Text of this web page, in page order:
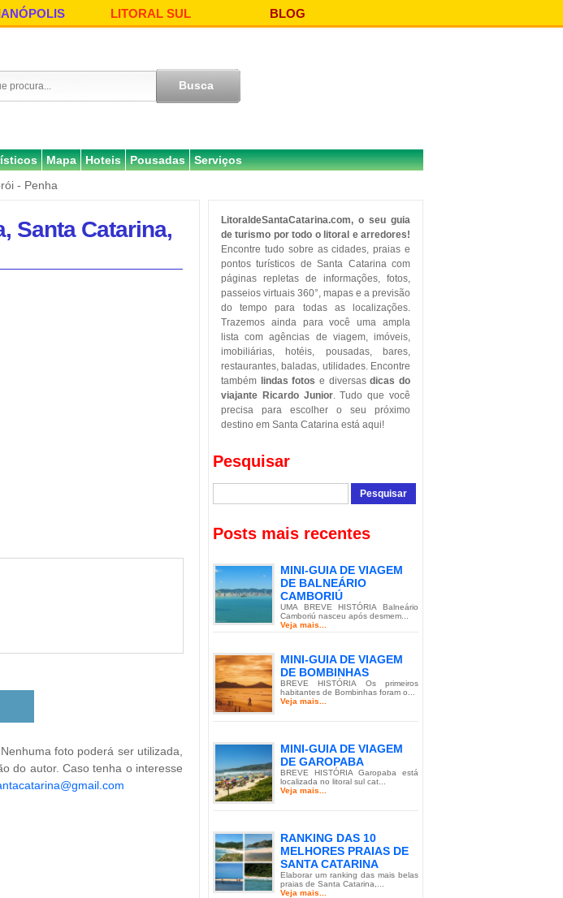
LITORAL SUL BLOG
Mapa Hoteis Pousadas
Serviços
- Penha
Santa Catarina,
foto poderá ser utilizada,
do autor. Caso tenha o interesse
LitoraldeSantaCatarina.com, o seu guia
de turismo por todo o litoral e arredores!
Encontre tudo sobre as cidades, praias e
pontos turísticos de Santa Catarina com
páginas repletas de informações, fotos,
passeios virtuais 360°, mapas e a previsão
do tempo para todas as localizações.
Trazemos ainda para você uma ampla
lista com agências de viagem, imóveis,
imobiliárias, hotéis, pousadas, bares,
restaurantes, baladas, utilidades. Encontre
também
lindas fotos e diversasdicas do
viajante Ricardo Junior. Tudo que você
precisa para escolher o seu próximo
destino em Santa Catarina está aqui!
Pesquisar
Posts mais recentes
MINI-GUIA DE VIAGEM
DE BALNEÁRIO
CAMBORIÚ
UMA BREVE HISTÓRIA Balneário
Camboriú nasceu após desmem...
Veja mais...
MINI-GUIA DE VIAGEM
DE BOMBINHAS
BREVE HISTÓRIA Os primeiros
habitantes de Bombinhas foram o...
Veja mais...
MINI-GUIA DE VIAGEM
DE GAROPABA
BREVE HISTÓRIA Garopaba está
localizada no litoral sul cat...
Veja mais...
RANKING DAS 10
MELHORES PRAIAS DE
SANTA CATARINA
Elaborar um ranking das mais belas
praias de Santa Catarina,...
Veja mais...